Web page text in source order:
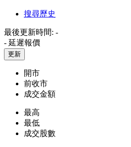
搜尋歷史
最後更新時間: -
- 延遲報價
更新
開市
前收市
成交金額
最高
最低
成交股數